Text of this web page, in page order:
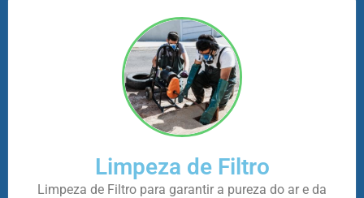
Limpeza de Filtro
Limpeza de Filtro para garantir a pureza do ar e da